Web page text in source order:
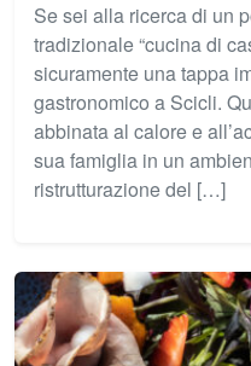
Se sei alla ricerca di un
tradizionale “cucina di
sicuramente una tappa
gastronomico a Scicli.
abbinata al calore e
sua famiglia in un
ristrutturazione del […]